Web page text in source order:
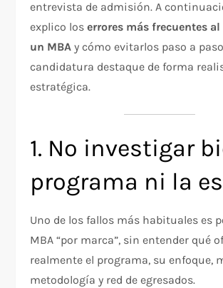
entrevista de admisión. A
explico loserrores más frecuentes
un MBA y cómo evitarlos paso a
candidatura destaque de forma
estratégica.
1. No investigar
programa ni la
Uno de los fallos más habituales es
MBA “por marca”, sin entender qué
realmente el programa, su enfoque,
metodología y red de egresados.